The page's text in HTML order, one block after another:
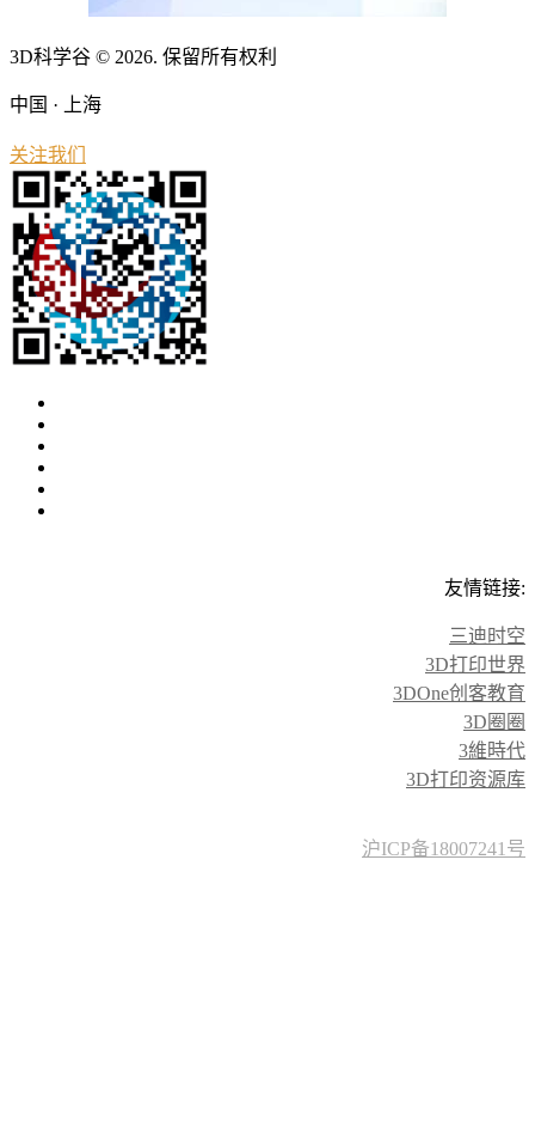
3D科学谷 © 2026. 保留所有权利
中国 · 上海
关注我们
友情链接:
三迪时空
3D打印世界
3DOne创客教育
3D圈圈
3維時代
3D打印资源库
沪ICP备18007241号